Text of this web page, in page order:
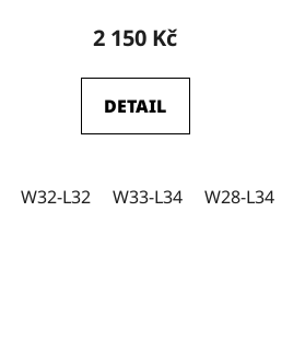
2 150 Kč
DETAIL
W32-L32 W33-L34 W28-L34